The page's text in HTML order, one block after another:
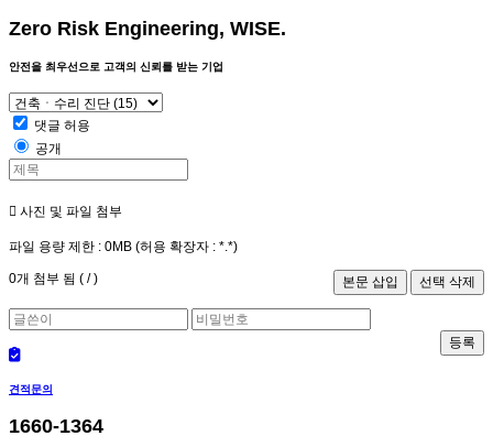
Zero Risk Engineering, WISE.
안전을 최우선으로 고객의 신뢰를 받는 기업
댓글 허용
공개
사진 및 파일 첨부
파일 용량 제한 : 0MB (허용 확장자 : *.*)
0개 첨부 됨 ( /)
등록
견적문의
1660-1364